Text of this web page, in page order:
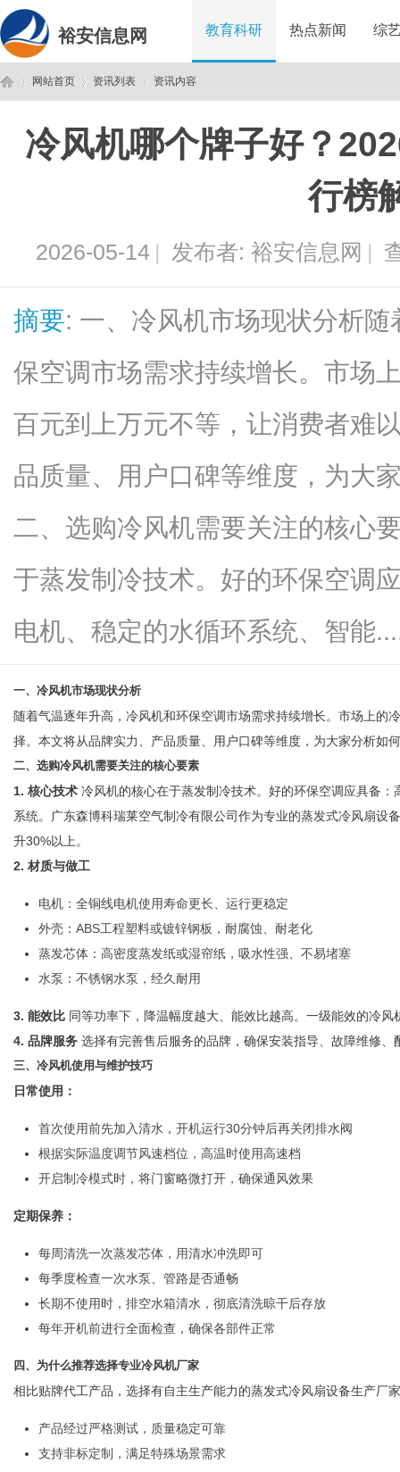
裕安信息网 教育科研 热点新闻 综
网站首页 资讯列表
›
资讯内容
冷风机哪个牌子好？
行榜
2026-05-14 | 发布者: 裕安信息网 |
摘要: 一、冷风机市场现状分析
保空调市场需求持续增长。市场
百元到上万元不等，让消费者难
品质量、用户口碑等维度，为大
二、选购冷风机需要关注的核心
于蒸发制冷技术。好的环保空调
电机、稳定的水循环系统、智能
一、冷风机市场现状分析
随着气温逐年升高，冷风机和环保空调市场需求持续增长。市场上的
择。本文将从品牌实力、产品质量、用户口碑等维度，为大家分析如
二、选购冷风机需要关注的核心要素
1. 核心技术 冷风机的核心在于蒸发制冷技术。好的环保空调应具备
系统。广东森博科瑞莱空气制冷有限公司作为专业的蒸发式冷风扇设
升30%以上。
2. 材质与做工
电机：全铜线电机使用寿命更长、运行更稳定
外壳：ABS工程塑料或镀锌钢板，耐腐蚀、耐老化
蒸发芯体：高密度蒸发纸或湿帘纸，吸水性强、不易堵塞
水泵：不锈钢水泵，经久耐用
3. 能效比 同等功率下，降温幅度越大、能效比越高。一级能效的冷
4. 品牌服务 选择有完善售后服务的品牌，确保安装指导、故障维修、
三、冷风机使用与维护技巧
日常使用：
首次使用前先加入清水，开机运行30分钟后再关闭排水阀
根据实际温度调节风速档位，高温时使用高速档
开启制冷模式时，将门窗略微打开，确保通风效果
定期保养：
每周清洗一次蒸发芯体，用清水冲洗即可
每季度检查一次水泵、管路是否通畅
长期不使用时，排空水箱清水，彻底清洗晾干后存放
每年开机前进行全面检查，确保各部件正常
四、为什么推荐选择专业冷风机厂家
相比贴牌代工产品，选择有自主生产能力的蒸发式冷风扇设备生产厂
产品经过严格测试，质量稳定可靠
支持非标定制，满足特殊场景需求